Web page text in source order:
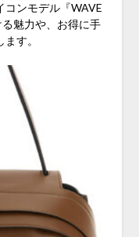
コンモデル『WAVE
魅力や、お得に手
す。